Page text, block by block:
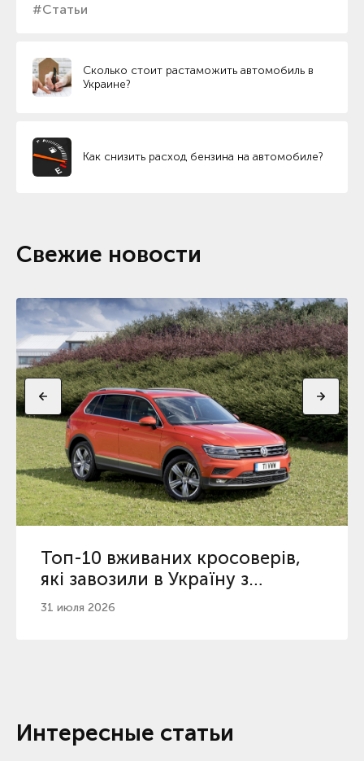
#Статьи
Сколько стоит растаможить автомобиль в
Украине?
Как снизить расход бензина на автомобиле?
Свежие новости
Топ-10 вживаних кросоверів,
які завозили в Україну з
початку 2026
31 июля 2026
Интересные статьи